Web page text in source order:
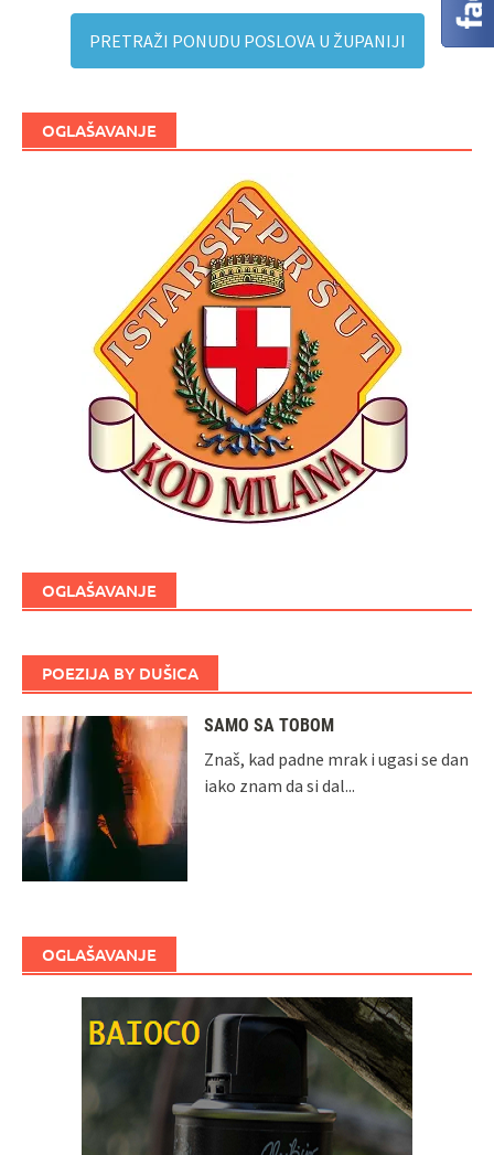
PRETRAŽI PONUDU POSLOVA U ŽUPANIJI
OGLAŠAVANJE
OGLAŠAVANJE
POEZIJA BY DUŠICA
SAMO SA TOBOM
Znaš, kad padne mrak i ugasi se dan
iako znam da si dal...
OGLAŠAVANJE